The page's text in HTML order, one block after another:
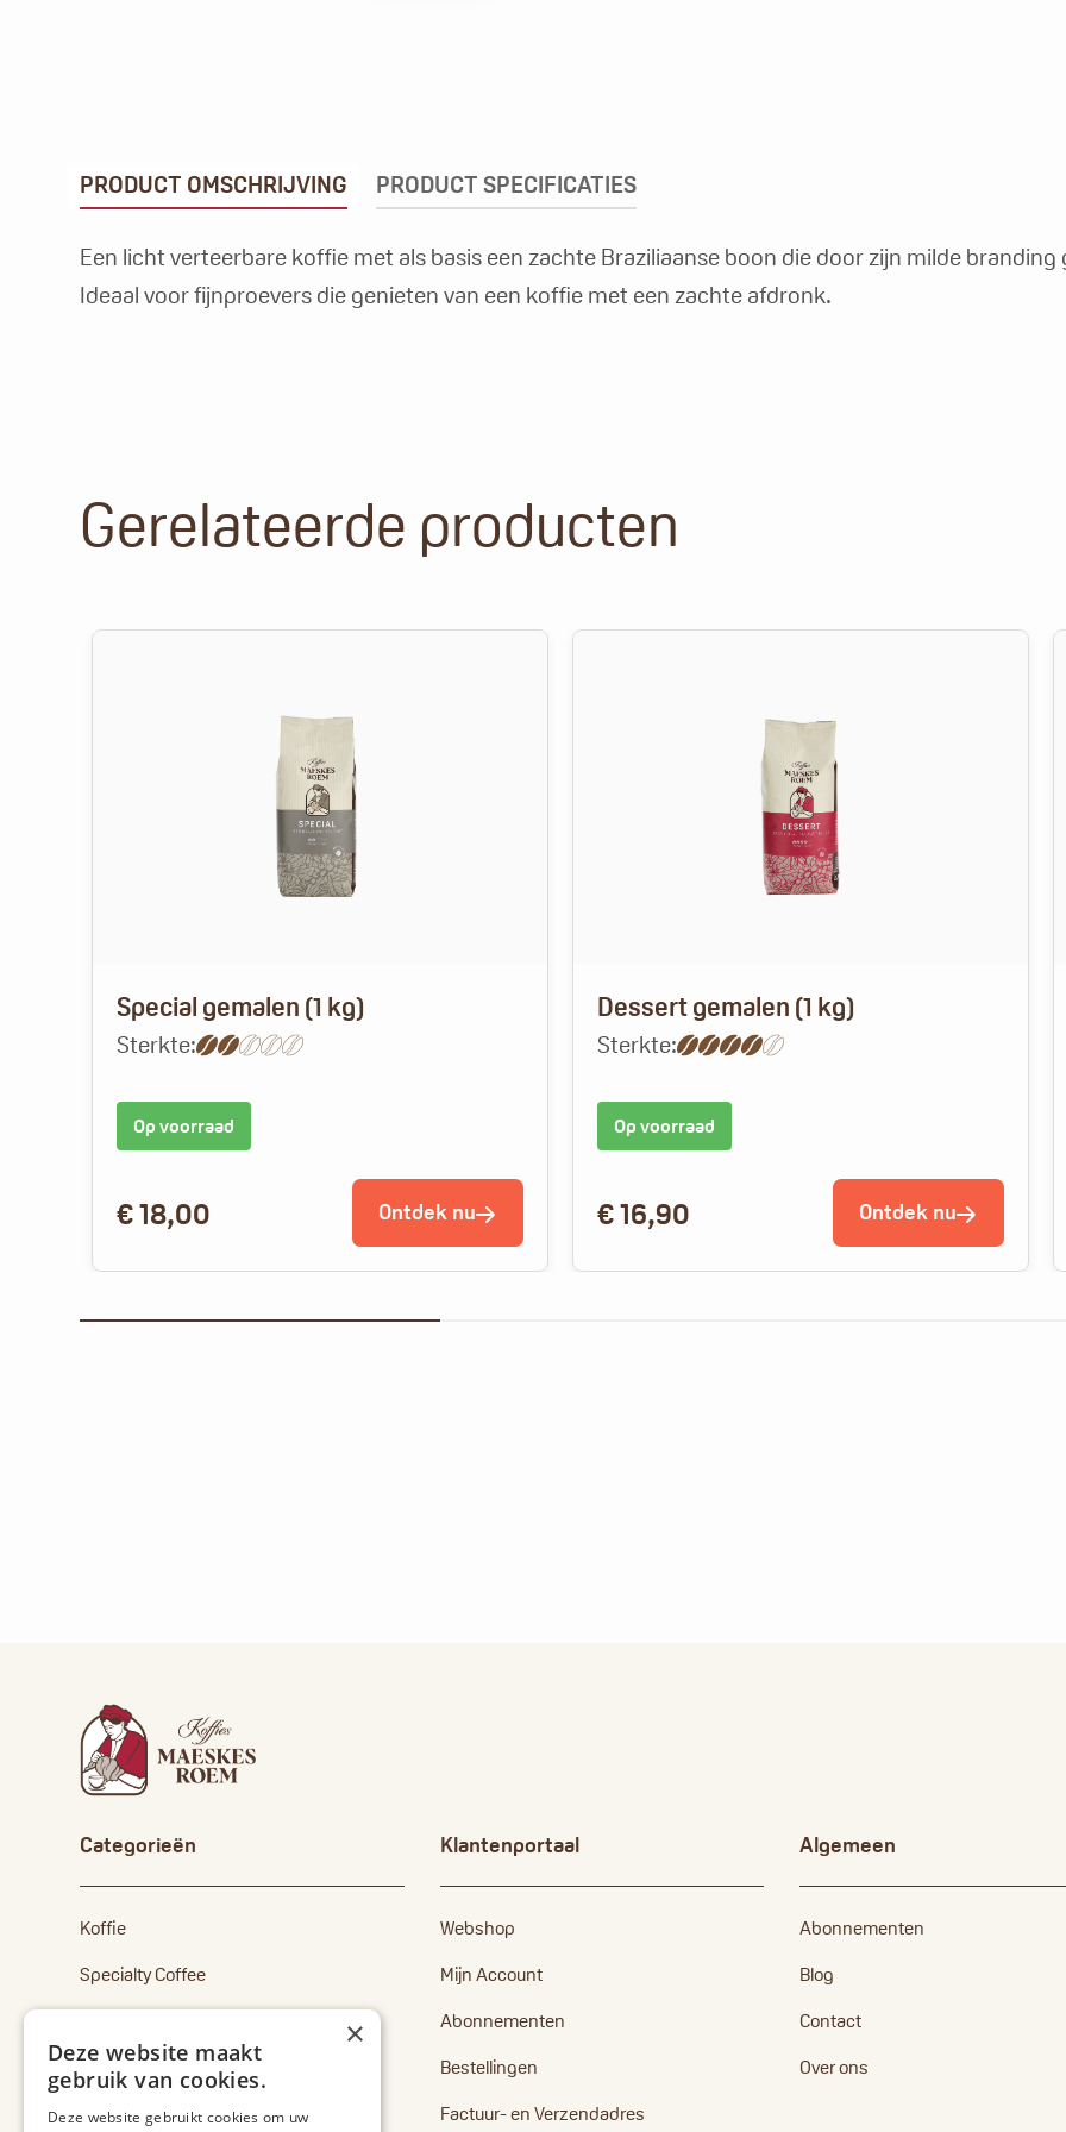
PRODUCT OMSCHRIJVING PRODUCT SPECIFICATIES
Een licht verteerbare koffie met als basis een zachte Braziliaanse boon die door zijn milde
Ideaal voor fijnproevers die genieten van een koffie met een zachte afdronk.
Gerelateerde producten
Special gemalen (1 kg)
Sterkte:
Op voorraad
€18,00 Ontdek nu
Dessert gemalen (1 kg)
Sterkte:
Op voorraad
€16,90 Ontdek nu
Categorieën
Koffie
Specialty Coffee
Senseo pads
Toebehoren
Klantenportaal
Webshop
Mijn Account
Abonnementen
Bestellingen
Factuur- en Verzendadres
Algemeen
Abonnementen
Blog
Contact
Over ons
×
Deze website maakt
gebruik van cookies.
Deze website gebruikt cookies om uw